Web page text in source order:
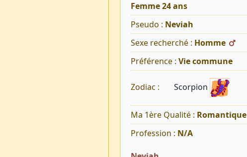
Femme 24 ans
Pseudo : Neviah
Sexe recherché : Homme
Préférence : Vie commune
Zodiac : Scorpion
Ma 1ère Qualité : Romantique
Profession : N/A